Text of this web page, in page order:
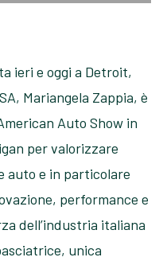
ieri e oggi a Detroit,
Mariangela Zappia, è
Auto Show in
per valorizzare
auto e in particolare
performance e
dell’industria italiana
unica